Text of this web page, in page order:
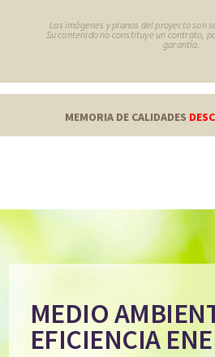
Las imágenes y planos del proyecto son
Su contenido no constituye un contrato,
garantía.
MEMORIA DE CALIDADES
MEDIO
EFICIENCIA